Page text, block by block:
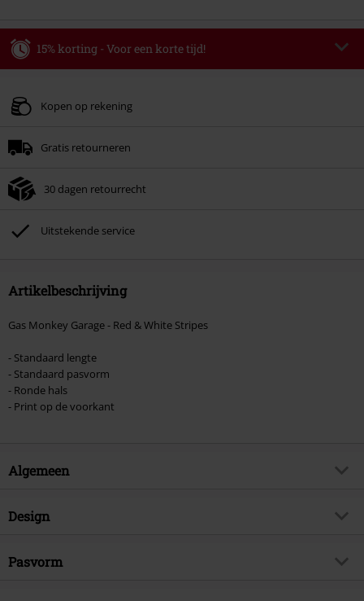
15% korting - Voor een korte tijd!
Alleen geldig op 06-08-2026 van 16:00 t/m 23:59 uur.
Zodra je de code hebt ingevoerd, wordt de korting automatisch verrekend in
Kan niet gecombineerd worden met andere kortingscodes. Boeken, media,
Toten Hosen, Metality, cadeaubonnen en artikelen met een inbegrepen
donatie zijn uitgesloten van de korting.
Kopen op rekening
Gratis retourneren
30 dagen retourrecht
Uitstekende service
Artikelbeschrijving
Gas Monkey Garage - Red & White Stripes
- Standaard lengte
- Standaard pasvorm
- Ronde hals
- Print op de voorkant
Algemeen
Artikelnr.
Artikelonderwerp
Fan merch, Rockabilly, TV-series,
Design
Producttype
Pasvorm